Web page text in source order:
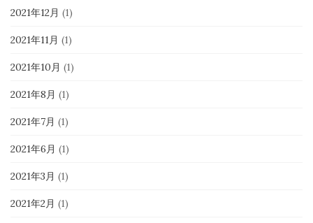
2021年12月 (1)
2021年11月 (1)
2021年10月 (1)
2021年8月 (1)
2021年7月 (1)
2021年6月 (1)
2021年3月 (1)
2021年2月 (1)